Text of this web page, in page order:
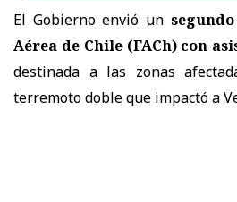
El Gobierno envió un
Aérea de Chile (FACh) con
destinada a las zonas
terremoto doble que impactó a